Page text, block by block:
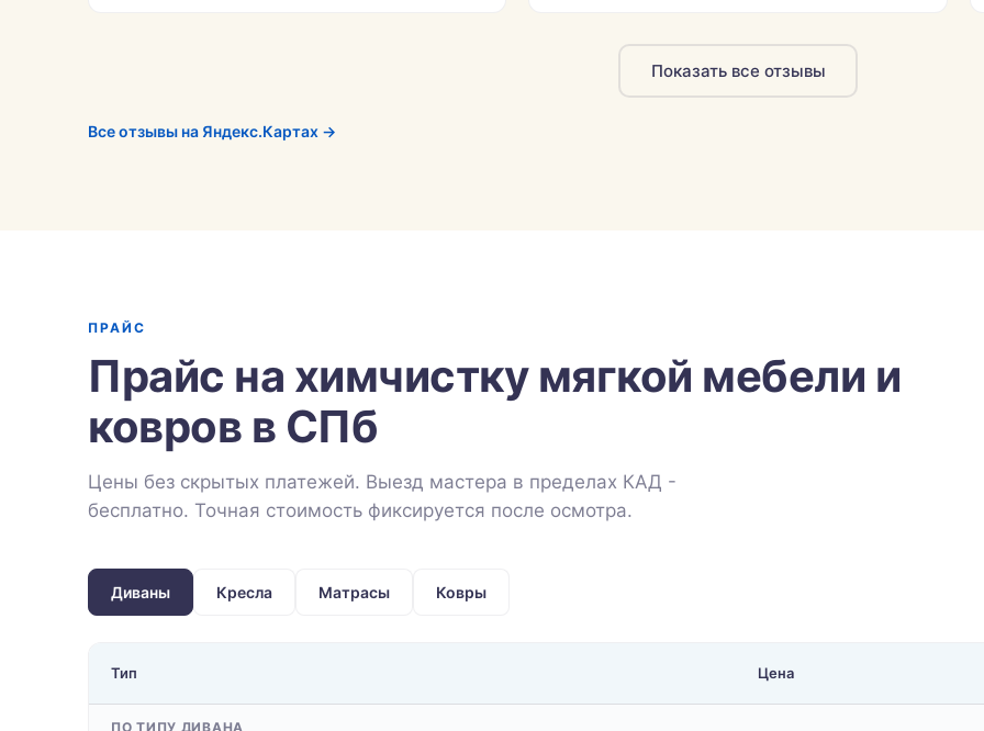
Показать все отзывы
Все отзывы на Яндекс.Картах →
ПРАЙС
Прайс на химчистку мягкой мебели и
ковров в СПб
Цены без скрытых платежей. Выезд мастера в пределах КАД -
бесплатно. Точная стоимость фиксируется после осмотра.
Диваны Кресла Матрасы Ковры
Тип Цена
ПО ТИПУ ДИВАНА